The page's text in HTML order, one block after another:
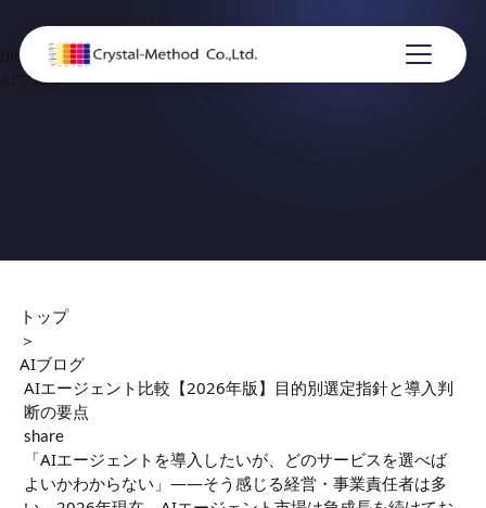
blog
AIブログ
トップ
＞
AIブログ
AIエージェント比較【2026年版】目的別選定指針と導入判
断の要点
share
「AIエージェントを導入したいが、どのサービスを選べば
よいかわからない」——そう感じる経営・事業責任者は多